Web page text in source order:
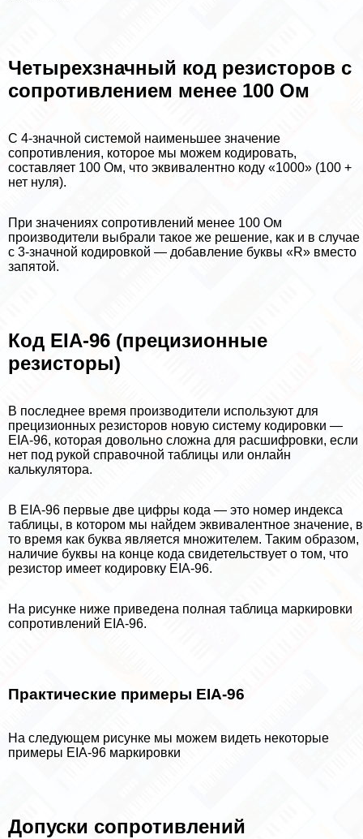
Четырехзначный код резисторов с
сопротивлением менее 100 Ом
С 4-значной системой наименьшее значение
сопротивления, которое мы можем кодировать,
составляет 100 Ом, что эквивалентно коду «1000» (100 +
нет нуля).
При значениях сопротивлений менее 100 Ом
производители выбрали такое же решение, как и в случае
с 3-значной кодировкой — добавление буквы «R» вместо
запятой.
Код EIA-96 (прецизионные
резисторы)
В последнее время производители используют для
прецизионных резисторов новую систему кодировки —
EIA-96, которая довольно сложна для расшифровки, если
нет под рукой справочной таблицы или онлайн
калькулятора.
В EIA-96 первые две цифры кода — это номер индекса
таблицы, в котором мы найдем эквивалентное значение, в
то время как буква является множителем. Таким образом,
наличие буквы на конце кода свидетельствует о том, что
резистор имеет кодировку EIA-96.
На рисунке ниже приведена полная таблица маркировки
сопротивлений EIA-96.
Пpaктические примеры EIA-96
На следующем рисунке мы можем видеть некоторые
примеры EIA-96 маркировки
Допуски сопротивлений